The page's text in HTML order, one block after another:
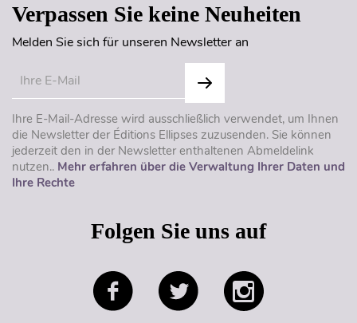
Verpassen Sie keine Neuheiten
Melden Sie sich für unseren Newsletter an
Ihre E-Mail-Adresse wird ausschließlich verwendet, um Ihnen
die Newsletter der Éditions Ellipses zuzusenden. Sie können
jederzeit den in der Newsletter enthaltenen Abmeldelink
nutzen.. Mehr erfahren über die Verwaltung Ihrer Daten und
Ihre Rechte
Folgen Sie uns auf